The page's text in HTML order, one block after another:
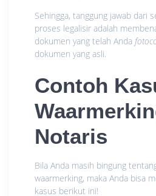
Sehingga, tanggung jawab dari
proses legalisir adalah
dokumen yang telah Anda
dokumen yang asli.
Contoh
Notaris
Bila Anda masih bingung
waarmerking, maka Anda bisa
kasus berikut ini!